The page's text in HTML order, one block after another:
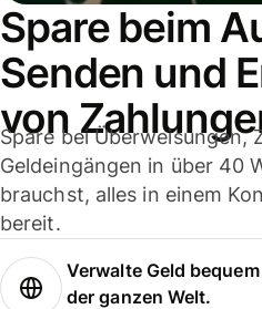
Spare beim
Senden und
von
Spare bei Überweisungen,
Geldeingängen in über 40
brauchst, alles in einem
bereit.
Verwalte Geld
der ganzen Welt.